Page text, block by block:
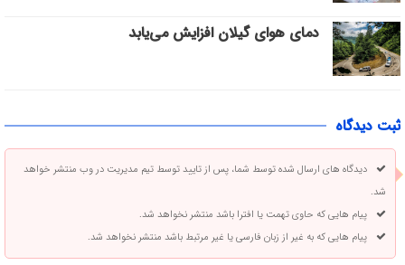
دمای هوای گیلان افزایش می‌یابد
ثبت دیدگاه
دیدگاه های ارسال شده توسط شما، پس از تایید توسط تیم مدیریت در وب منتشر خواهد
شد.
پیام هایی که حاوی تهمت یا افترا باشد منتشر نخواهد شد.
پیام هایی که به غیر از زبان فارسی یا غیر مرتبط باشد منتشر نخواهد شد.